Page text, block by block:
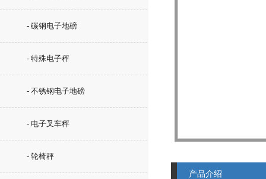
- 碳钢电子地磅
- 特殊电子秤
- 不锈钢电子地磅
- 电子叉车秤
- 轮椅秤
产品介绍